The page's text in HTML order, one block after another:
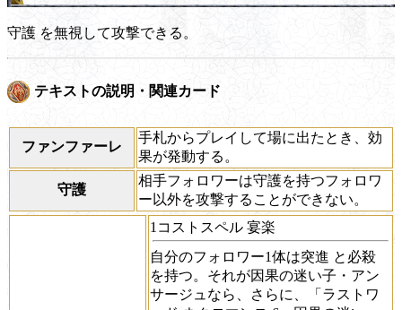
守護 を無視して攻撃できる。
テキストの説明・関連カード
ファンファーレ
手札からプレイして場に出たとき、効
果が発動する。
守護
相手フォロワーは守護を持つフォロワ
ー以外を攻撃することができない。
1コストスペル 宴楽
自分のフォロワー1体は突進 と 必殺
を持つ。それが因果の迷い子・アン
サージュなら、さらに、「 ラストワ